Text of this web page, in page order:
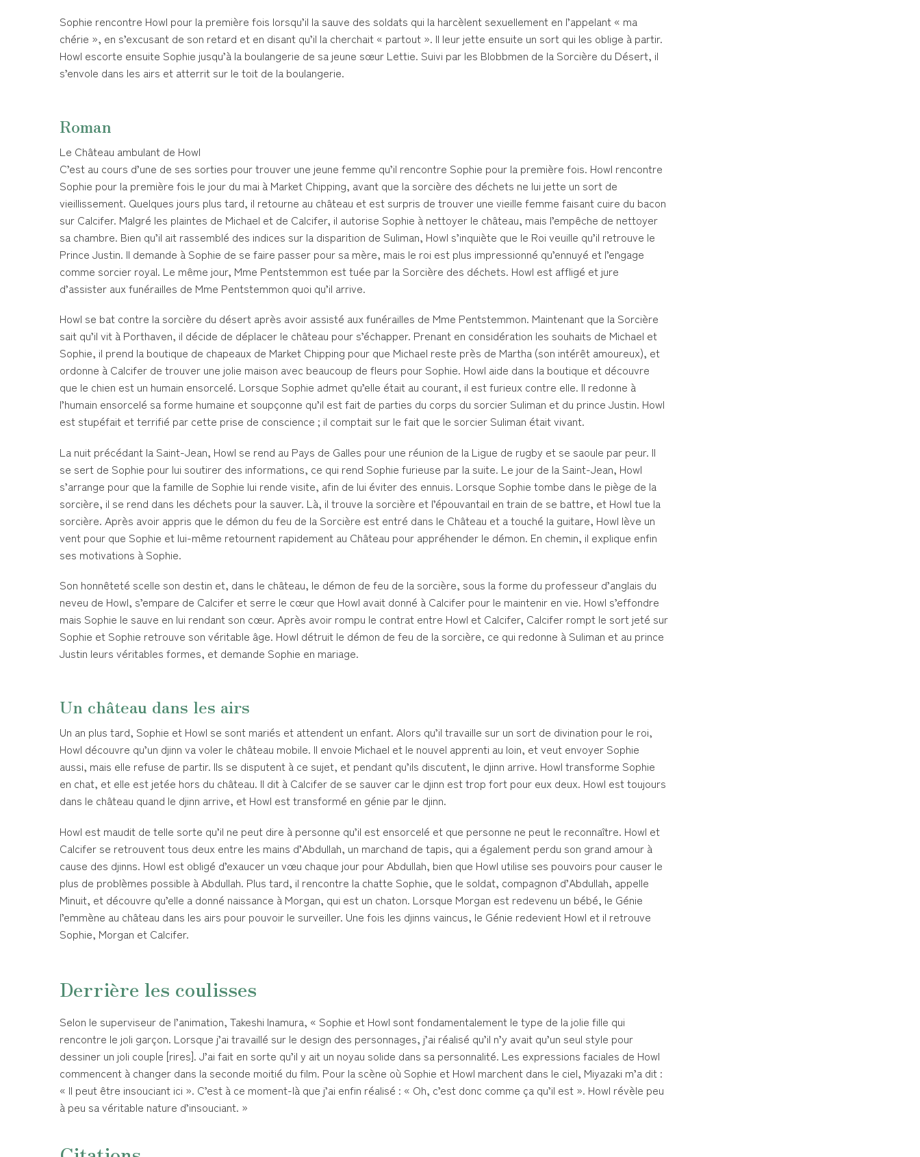
Sophie rencontre Howl pour la première fois lorsqu’il la sauve des soldats qui la harcèlent sexuellement en l’appelant « ma
chérie », en s’excusant de son retard et en disant qu’il la cherchait « partout ». Il leur jette ensuite un sort qui les oblige à partir.
Howl escorte ensuite Sophie jusqu’à la boulangerie de sa jeune sœur Lettie. Suivi par les Blobbmen de la Sorcière du Désert, il
s’envole dans les airs et atterrit sur le toit de la boulangerie.
Roman
Le Château ambulant de Howl
C’est au cours d’une de ses sorties pour trouver une jeune femme qu’il rencontre Sophie pour la première fois. Howl rencontre
Sophie pour la première fois le jour du mai à Market Chipping, avant que la sorcière des déchets ne lui jette un sort de
vieillissement. Quelques jours plus tard, il retourne au château et est surpris de trouver une vieille femme faisant cuire du bacon
sur Calcifer. Malgré les plaintes de Michael et de Calcifer, il autorise Sophie à nettoyer le château, mais l’empêche de nettoyer
sa chambre. Bien qu’il ait rassemblé des indices sur la disparition de Suliman, Howl s’inquiète que le Roi veuille qu’il retrouve le
Prince Justin. Il demande à Sophie de se faire passer pour sa mère, mais le roi est plus impressionné qu’ennuyé et l’engage
comme sorcier royal. Le même jour, Mme Pentstemmon est tuée par la Sorcière des déchets. Howl est affligé et jure
d’assister aux funérailles de Mme Pentstemmon quoi qu’il arrive.
Howl se bat contre la sorcière du désert après avoir assisté aux funérailles de Mme Pentstemmon. Maintenant que la Sorcière
sait qu’il vit à Porthaven, il décide de déplacer le château pour s’échapper. Prenant en considération les souhaits de Michael et
Sophie, il prend la boutique de chapeaux de Market Chipping pour que Michael reste près de Martha (son intérêt amoureux), et
ordonne à Calcifer de trouver une jolie maison avec beaucoup de fleurs pour Sophie. Howl aide dans la boutique et découvre
que le chien est un humain ensorcelé. Lorsque Sophie admet qu’elle était au courant, il est furieux contre elle. Il redonne à
l’humain ensorcelé sa forme humaine et soupçonne qu’il est fait de parties du corps du sorcier Suliman et du prince Justin. Howl
est stupéfait et terrifié par cette prise de conscience ; il comptait sur le fait que le sorcier Suliman était vivant.
La nuit précédant la Saint-Jean, Howl se rend au Pays de Galles pour une réunion de la Ligue de rugby et se saoule par peur. Il
se sert de Sophie pour lui soutirer des informations, ce qui rend Sophie furieuse par la suite. Le jour de la Saint-Jean, Howl
s’arrange pour que la famille de Sophie lui rende visite, afin de lui éviter des ennuis. Lorsque Sophie tombe dans le piège de la
sorcière, il se rend dans les déchets pour la sauver. Là, il trouve la sorcière et l’épouvantail en train de se battre, et Howl tue la
sorcière. Après avoir appris que le démon du feu de la Sorcière est entré dans le Château et a touché la guitare, Howl lève un
vent pour que Sophie et lui-même retournent rapidement au Château pour appréhender le démon. En chemin, il explique enfin
ses motivations à Sophie.
Son honnêteté scelle son destin et, dans le château, le démon de feu de la sorcière, sous la forme du professeur d’anglais du
neveu de Howl, s’empare de Calcifer et serre le cœur que Howl avait donné à Calcifer pour le maintenir en vie. Howl s’effondre
mais Sophie le sauve en lui rendant son cœur. Après avoir rompu le contrat entre Howl et Calcifer, Calcifer rompt le sort jeté sur
Sophie et Sophie retrouve son véritable âge. Howl détruit le démon de feu de la sorcière, ce qui redonne à Suliman et au prince
Justin leurs véritables formes, et demande Sophie en mariage.
Un château dans les airs
Un an plus tard, Sophie et Howl se sont mariés et attendent un enfant. Alors qu’il travaille sur un sort de divination pour le roi,
Howl découvre qu’un djinn va voler le château mobile. Il envoie Michael et le nouvel apprenti au loin, et veut envoyer Sophie
aussi, mais elle refuse de partir. Ils se disputent à ce sujet, et pendant qu’ils discutent, le djinn arrive. Howl transforme Sophie
en chat, et elle est jetée hors du château. Il dit à Calcifer de se sauver car le djinn est trop fort pour eux deux. Howl est toujours
dans le château quand le djinn arrive, et Howl est transformé en génie par le djinn.
Howl est maudit de telle sorte qu’il ne peut dire à personne qu’il est ensorcelé et que personne ne peut le reconnaître. Howl et
Calcifer se retrouvent tous deux entre les mains d’Abdullah, un marchand de tapis, qui a également perdu son grand amour à
cause des djinns. Howl est obligé d’exaucer un vœu chaque jour pour Abdullah, bien que Howl utilise ses pouvoirs pour causer le
plus de problèmes possible à Abdullah. Plus tard, il rencontre la chatte Sophie, que le soldat, compagnon d’Abdullah, appelle
Minuit, et découvre qu’elle a donné naissance à Morgan, qui est un chaton. Lorsque Morgan est redevenu un bébé, le Génie
l’emmène au château dans les airs pour pouvoir le surveiller. Une fois les djinns vaincus, le Génie redevient Howl et il retrouve
Sophie, Morgan et Calcifer.
Derrière les coulisses
Selon le superviseur de l’animation, Takeshi Inamura, « Sophie et Howl sont fondamentalement le type de la jolie fille qui
rencontre le joli garçon. Lorsque j’ai travaillé sur le design des personnages, j’ai réalisé qu’il n’y avait qu’un seul style pour
dessiner un joli couple [rires]. J’ai fait en sorte qu’il y ait un noyau solide dans sa personnalité. Les expressions faciales de Howl
commencent à changer dans la seconde moitié du film. Pour la scène où Sophie et Howl marchent dans le ciel, Miyazaki m’a dit :
« Il peut être insouciant ici ». C’est à ce moment-là que j’ai enfin réalisé : « Oh, c’est donc comme ça qu’il est ». Howl révèle peu
à peu sa véritable nature d’insouciant. »